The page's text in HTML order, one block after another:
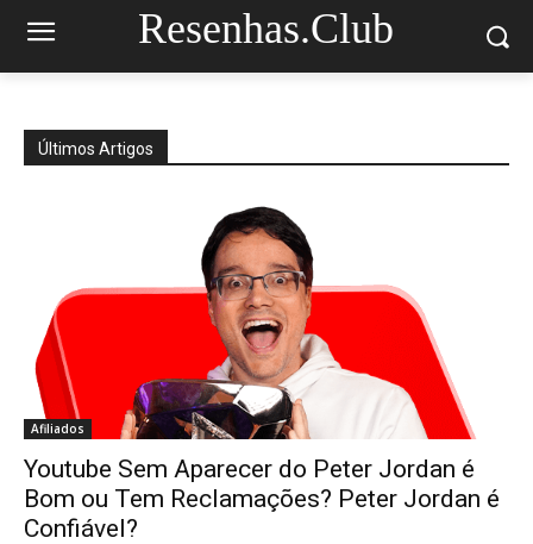
Resenhas.Club
Últimos Artigos
Afiliados
Youtube Sem Aparecer do Peter Jordan é
Bom ou Tem Reclamações? Peter Jordan é
Confiável?